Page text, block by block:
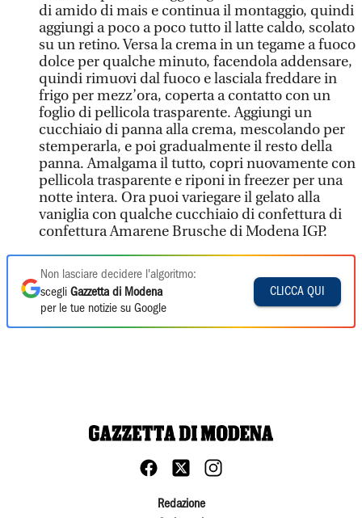
di amido di mais e continua il montaggio, quindi
aggiungi a poco a poco tutto il latte caldo, scolato
su un retino. Versa la crema in un tegame a fuoco
dolce per qualche minuto, facendola addensare,
quindi rimuovi dal fuoco e lasciala freddare in
frigo per mezz’ora, coperta a contatto con un
foglio di pellicola trasparente. Aggiungi un
cucchiaio di panna alla crema, mescolando per
stemperarla, e poi gradualmente il resto della
panna. Amalgama il tutto, copri nuovamente con
pellicola trasparente e riponi in freezer per una
notte intera. Ora puoi variegare il gelato alla
vaniglia con qualche cucchiaio di confettura di
confettura Amarene Brusche di Modena IGP.
Non lasciare decidere l'algoritmo:
scegli Gazzetta di Modena
per le tue notizie su Google
CLICCA QUI
Redazione